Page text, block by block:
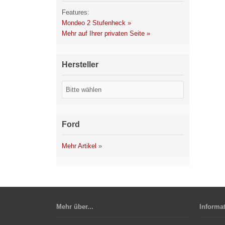
Features:
Mondeo 2 Stufenheck »
Mehr auf Ihrer privaten Seite »
Hersteller
Ford
Mehr Artikel »
Mehr über...